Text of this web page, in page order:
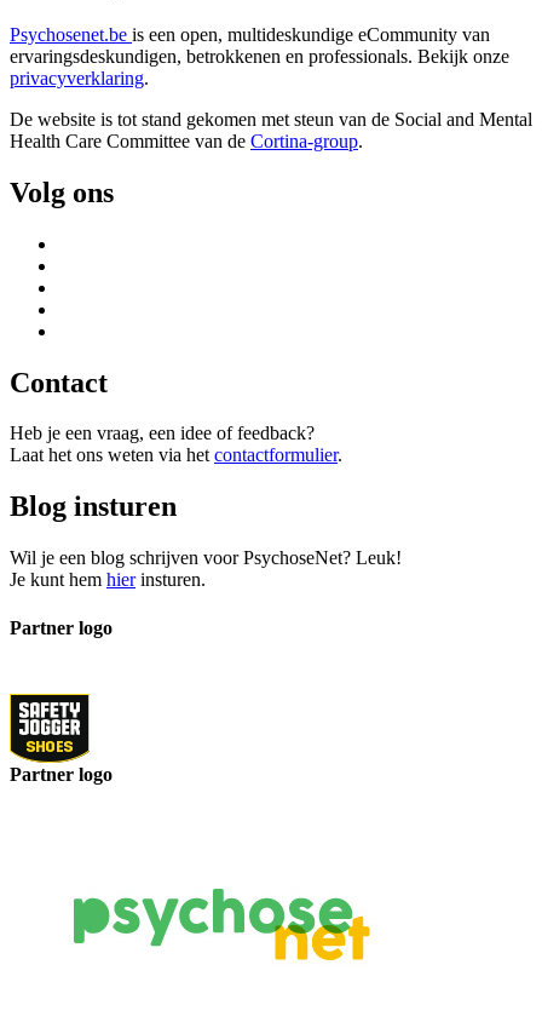
Psychosenet.be is een open, multideskundige eCommunity van
ervaringsdeskundigen, betrokkenen en professionals. Bekijk onze
privacyverklaring.
De website is tot stand gekomen met steun van de Social and Mental
Health Care Committee van de Cortina-group.
Volg ons
Contact
Heb je een vraag, een idee of feedback?
Laat het ons weten via hetcontactformulier.
Blog insturen
Wil je een blog schrijven voor PsychoseNet? Leuk!
Je kunt hem hierinsturen.
Partner logo
Partner logo